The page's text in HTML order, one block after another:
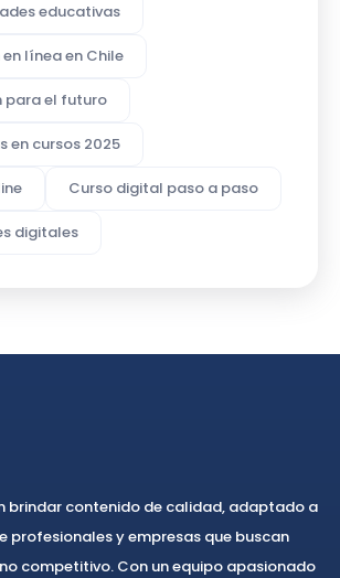
educativas
línea en Chile
para el futuro
en cursos 2025
Curso digital paso a paso
digitales
brindar contenido de calidad, adaptado a
profesionales y empresas que buscan
competitivo. Con un equipo apasionado